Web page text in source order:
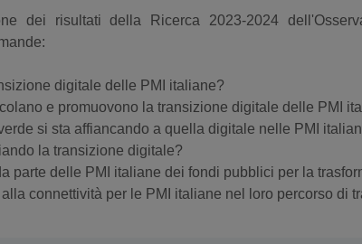
dei risultati della Ricerca 2023-2024
digitale delle PMI italiane?
e promuovono la transizione digitale delle PMI
si sta affiancando a quella digitale nelle PMI
la transizione digitale?
parte delle PMI italiane dei fondi pubblici per la
connettività per le PMI italiane nel loro percorso di